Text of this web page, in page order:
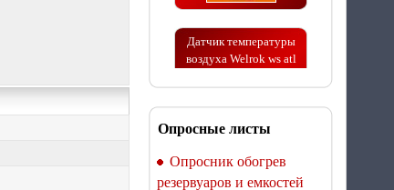
Датчик температуры
воздуха Welrok ws atl
Терморегулятор для
Опросные листы
Опросник обогрев
резервуаров и емкостей